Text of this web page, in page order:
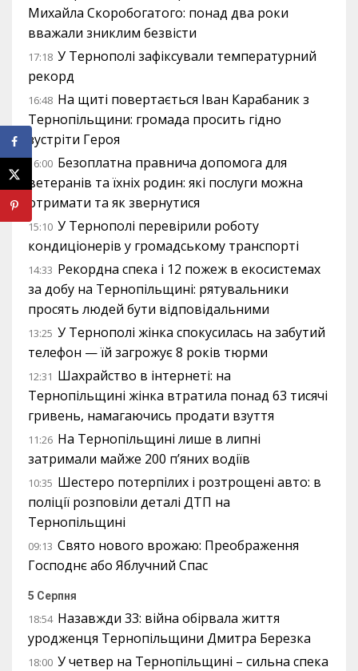
Михайла Скоробогатого: понад два роки
вважали зниклим безвісти
17:18 У Тернополі зафіксували температурний
рекорд
16:48 На щиті повертається Іван Карабаник з
Тернопільщини: громада просить гідно
зустріти Героя
16:00 Безоплатна правнича допомога для
ветеранів та їхніх родин: які послуги можна
отримати та як звернутися
15:10 У Тернополі перевірили роботу
кондиціонерів у громадському транспорті
14:33 Рекордна спека і 12 пожеж в екосистемах
за добу на Тернопільщині: рятувальники
просять людей бути відповідальними
13:25 У Тернополі жінка спокусилась на забутий
телефон — їй загрожує 8 років тюрми
12:31 Шахрайство в інтернеті: на
Тернопільщині жінка втратила понад 63 тисячі
гривень, намагаючись продати взуття
11:26 На Тернопільщині лише в липні
затримали майже 200 п’яних водіїв
10:35 Шестеро потерпілих і розтрощені авто: в
поліції розповіли деталі ДТП на
Тернопільщині
09:13 Свято нового врожаю: Преображення
Господнє або Яблучний Спас
5 Серпня
18:54 Назавжди 33: війна обірвала життя
уродженця Тернопільщини Дмитра Березка
18:00 У четвер на Тернопільщині – сильна спека